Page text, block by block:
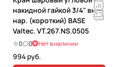
накидной гайкой 3/4" вн.-
нар. (короткий) BASE
Valtec. VT.267.NS.0505
0 0 Нет в наличии
994 руб.